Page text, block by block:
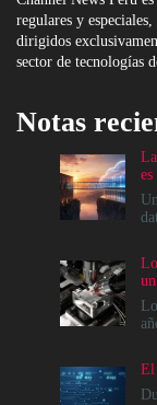
regulares y
dirigidos
sector de tecnologías
Notas
El